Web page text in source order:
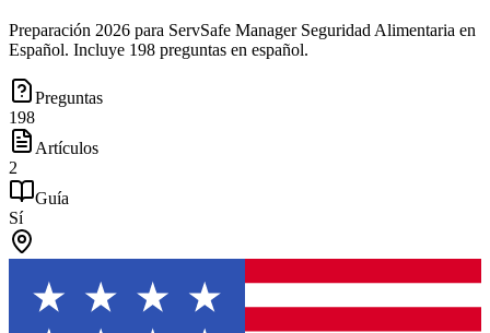
Preparación 2026 para ServSafe Manager Seguridad Alimentaria en
Español. Incluye 198 preguntas en español.
Preguntas
198
Artículos
2
Guía
Sí